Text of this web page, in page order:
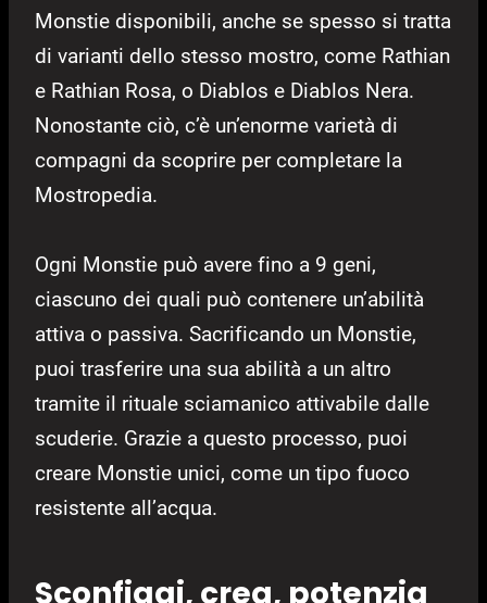
Monstie disponibili, anche se spesso si tratta
di varianti dello stesso mostro, come Rathian
e Rathian Rosa, o Diablos e Diablos Nera.
Nonostante ciò, c’è un’enorme varietà di
compagni da scoprire per completare la
Mostropedia.
Ogni Monstie può avere fino a 9 geni,
ciascuno dei quali può contenere un’abilità
attiva o passiva. Sacrificando un Monstie,
puoi trasferire una sua abilità a un altro
tramite il rituale sciamanico attivabile dalle
scuderie. Grazie a questo processo, puoi
creare Monstie unici, come un tipo fuoco
resistente all’acqua.
Sconfiggi, crea, potenzia